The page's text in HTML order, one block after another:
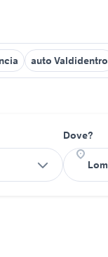
auto Valdidentro
Dove?